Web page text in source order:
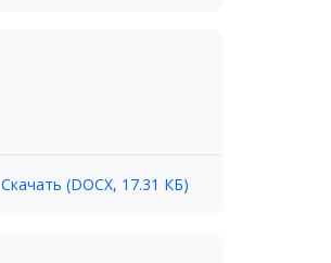
Скачать (DOCX, 17.31 КБ)